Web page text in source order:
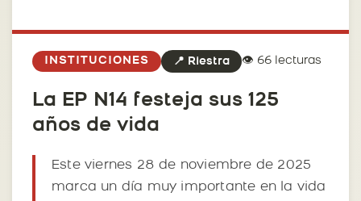
INSTITUCIONES 📍 Riestra 👁️ 66 lecturas
La EP N14 festeja sus 125
años de vida
Este viernes 28 de noviembre de 2025
marca un día muy importante en la vida